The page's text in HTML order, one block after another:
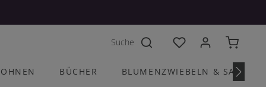
Du hast 0 Produkte
BÜCHER BLUMENZWIEBELN &